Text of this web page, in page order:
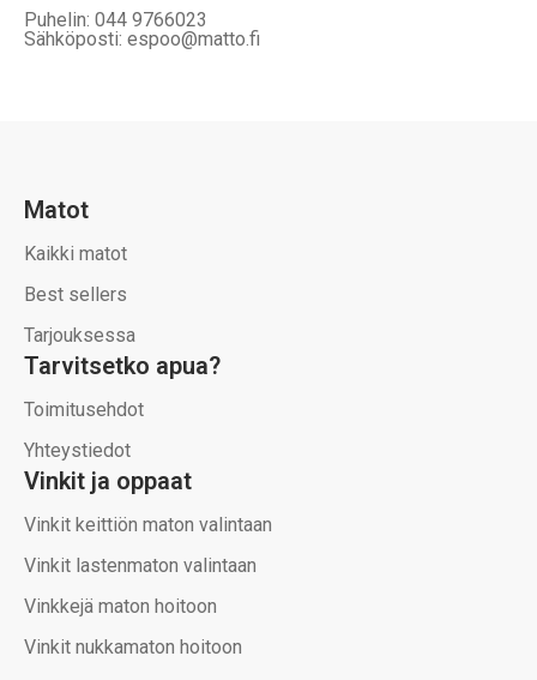
Puhelin: 044 9766023
Sähköposti: espoo@matto.fi
Matot
Kaikki matot
Best sellers
Tarjouksessa
Tarvitsetko apua?
Toimitusehdot
Yhteystiedot
Vinkit ja oppaat
Vinkit keittiön maton valintaan
Vinkit lastenmaton valintaan
Vinkkejä maton hoitoon
Vinkit nukkamaton hoitoon